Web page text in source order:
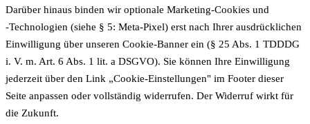
Darüber hinaus binden wir optionale Marketing-Cookies und
‑Technologien (siehe § 5: Meta-Pixel) erst nach Ihrer ausdrücklichen
Einwilligung über unseren Cookie-Banner ein (§ 25 Abs. 1 TDDDG
i. V. m. Art. 6 Abs. 1 lit. a DSGVO). Sie können Ihre Einwilligung
jederzeit über den Link „Cookie-Einstellungen" im Footer dieser
Seite anpassen oder vollständig widerrufen. Der Widerruf wirkt für
die Zukunft.